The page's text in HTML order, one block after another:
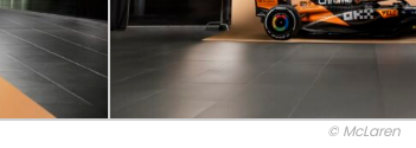
© McLaren